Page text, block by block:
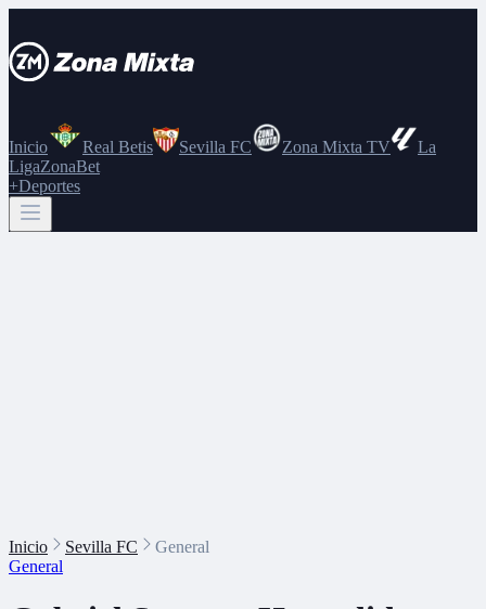
Inicio Real Betis Sevilla FC Zona Mixta TV
La
LigaZonaBet
+Deportes
Inicio Sevilla FC
General
General